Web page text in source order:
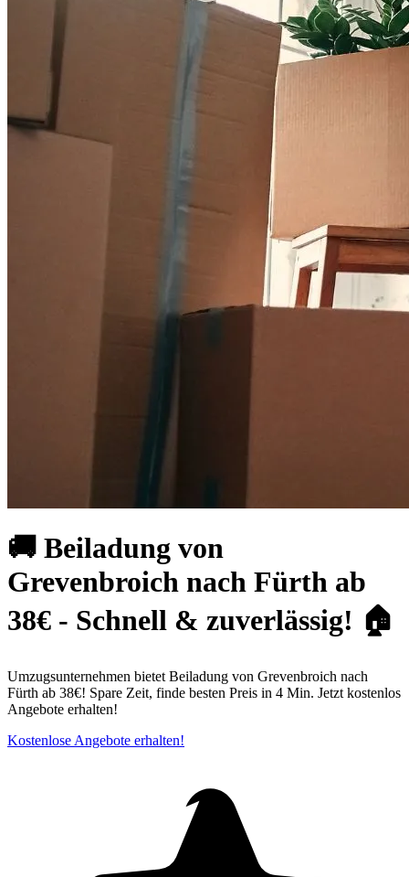
🚚 Beiladung von
Grevenbroich nach Fürth ab
38€ - Schnell & zuverlässig! 🏠
Umzugsunternehmen bietet Beiladung von Grevenbroich nach
Fürth ab 38€! Spare Zeit, finde besten Preis in 4 Min. Jetzt kostenlos
Angebote erhalten!
Kostenlose Angebote erhalten!